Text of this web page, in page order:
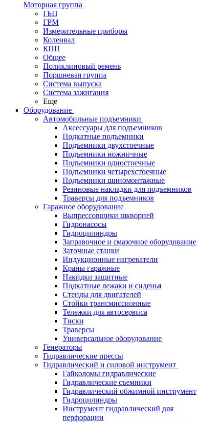
Моторная группа
ГБЦ
ГРМ
Измерительные приборы
Коленвал
КПП
Общее
Поликлиновый ремень
Поршневая группа
Система выпуска
Система зажигания
Еще
Оборудование
Автомобильные подъемники
Аксессуары для подъемников
Подкатные подъемники
Подъемники двухстоечные
Подъемники ножничные
Подъемники одностоечные
Подъемники четырехстоечные
Подъемники шиномонтажные
Резиновые накладки для подъемников
Траверсы для подъемников
Гаражное оборудование
Выпрессовщики шкворней
Гидронасосы
Гидроцилиндры
Заправочное и смазочное оборудование
Заточные станки
Индукционные нагреватели
Краны гаражные
Накидки защитные
Подкатные лежаки и сиденья
Стенды для двигателей
Стойки трансмиссионные
Тележки для автосервиса
Тиски
Траверсы
Универсальное оборудование
Генераторы
Гидравлические прессы
Гидравлический и силовой инструмент
Гайколомы гидравлические
Гидравлические съемники
Гидравлический обжимной инструмент
Гидроцилиндры
Инструмент гидравлический для
перфорации